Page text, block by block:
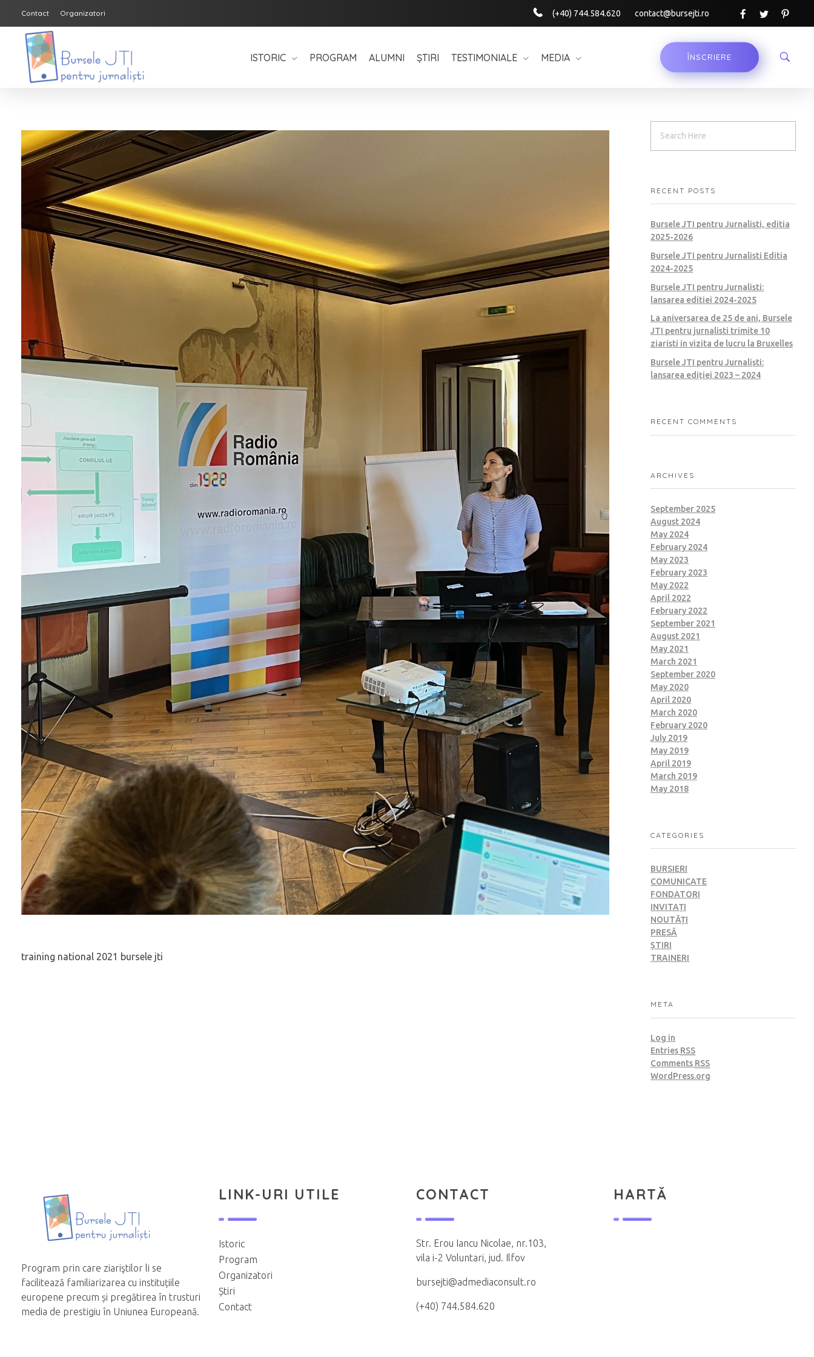
Contact Organizatori (+40) 744.584.620 contact@bursejti.ro
ÎNSCRIERE
ISTORIC PROGRAM ALUMNI ȘTIRI TESTIMONIALE MEDIA
training national 2021 bursele jti
RECENT POSTS
Bursele JTI pentru Jurnalisti, editia
2025-2026
Bursele JTI pentru Jurnalisti Editia
2024-2025
Bursele JTI pentru Jurnalisti:
lansarea editiei 2024-2025
La aniversarea de 25 de ani, Bursele
JTI pentru jurnalisti trimite 10
ziaristi in vizita de lucru la Bruxelles
Bursele JTI pentru Jurnaliști:
lansarea ediției 2023 – 2024
RECENT COMMENTS
ARCHIVES
September 2025
August 2024
May 2024
February 2024
May 2023
February 2023
May 2022
April 2022
February 2022
September 2021
August 2021
May 2021
March 2021
September 2020
May 2020
April 2020
March 2020
February 2020
July 2019
May 2019
April 2019
March 2019
May 2018
CATEGORIES
BURSIERI
COMUNICATE
FONDATORI
INVITAȚI
NOUTĂȚI
PRESĂ
ȘTIRI
TRAINERI
META
Log in
Entries RSS
Comments RSS
WordPress.org
Program prin care ziariştilor li se
facilitează familiarizarea cu instituțiile
europene precum și pregătirea în trusturi
media de prestigiu în Uniunea Europeană.
LINK-URI UTILE
Istoric
Program
Organizatori
Știri
Contact
CONTACT
Str. Erou Iancu Nicolae, nr.103,
vila i-2 Voluntari, jud. Ilfov
bursejti@admediaconsult.ro
(+40) 744.584.620
HARTĂ